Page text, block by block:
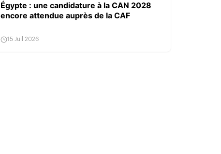
Égypte : une candidature à la CAN 2028
encore attendue auprès de la CAF
15 Juil 2026